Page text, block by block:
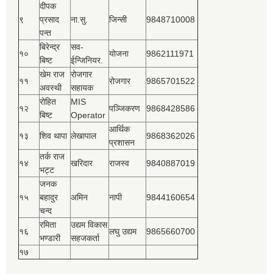
९
दीपक
प्रसाद
पन्त
ना.सु. जिन्सी 9848710008
१०
बिरेन्द्र
बिष्‍ट
सव-
ईन्जिनियर.
योजना 9862111971
११
खेम राज
अवस्थी
रोजगार
सहायक
रोजगार 9865701522
१२
रोहित
बिष्‍ट
MIS
Operator
पञ्‍जिकरण 9868428586
१३ शिव थापा लेखापाल
आर्थिक
प्रशासन
9868362026
१४
तर्क राज
भट्ट
खरिदार राजस्‍व 9840887019
१५
जनक
बहादुर
चन्द
अमिन नापी 9844160654
१६
रमिता
भण्डारी
उद्यम विकास
सहजकर्ता
लघु उद्यम 9865660700
१७